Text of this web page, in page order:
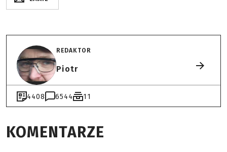
REDAKTOR
Piotr
4408 6544 11
KOMENTARZE